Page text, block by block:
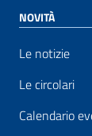
NOVITÀ
Le notizie
Le circolari
Calendario